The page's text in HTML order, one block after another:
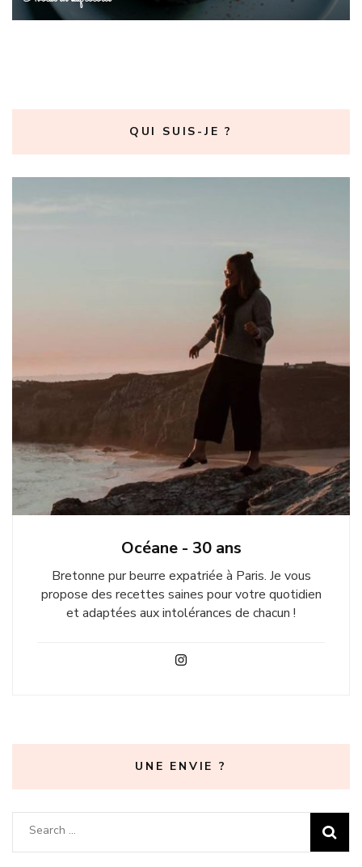
QUI SUIS-JE ?
Océane - 30 ans
Bretonne pur beurre expatriée à Paris. Je vous
propose des recettes saines pour votre quotidien
et adaptées aux intolérances de chacun !
UNE ENVIE ?
Search
for: